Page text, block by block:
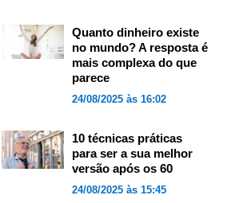
Quanto dinheiro existe
no mundo? A resposta é
mais complexa do que
parece
24/08/2025 às 16:02
10 técnicas práticas
para ser a sua melhor
versão após os 60
24/08/2025 às 15:45